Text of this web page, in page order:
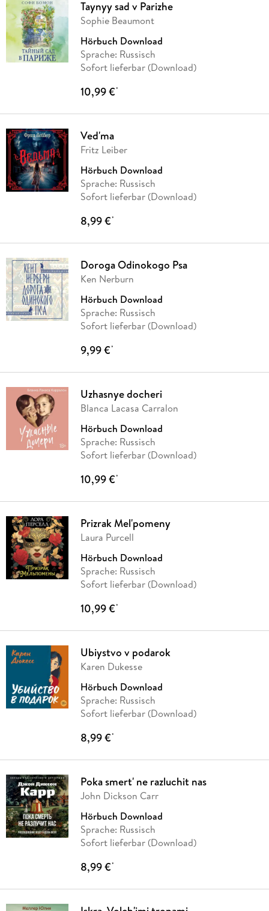
Taynyy sad v Parizhe
Sophie Beaumont
Hörbuch Download
Sprache: Russisch
Sofort lieferbar (Download)
10,99 €*
Ved'ma
Fritz Leiber
Hörbuch Download
Sprache: Russisch
Sofort lieferbar (Download)
8,99 €*
Doroga Odinokogo Psa
Ken Nerburn
Hörbuch Download
Sprache: Russisch
Sofort lieferbar (Download)
9,99 €*
Uzhasnye docheri
Blanca Lacasa Carralon
Hörbuch Download
Sprache: Russisch
Sofort lieferbar (Download)
10,99 €*
Prizrak Mel'pomeny
Laura Purcell
Hörbuch Download
Sprache: Russisch
Sofort lieferbar (Download)
10,99 €*
Ubiystvo v podarok
Karen Dukesse
Hörbuch Download
Sprache: Russisch
Sofort lieferbar (Download)
8,99 €*
Poka smert' ne razluchit nas
John Dickson Carr
Hörbuch Download
Sprache: Russisch
Sofort lieferbar (Download)
8,99 €*